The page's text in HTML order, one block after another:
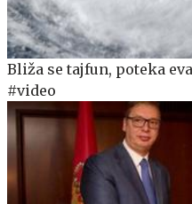
Bliža se tajfun, poteka
#video